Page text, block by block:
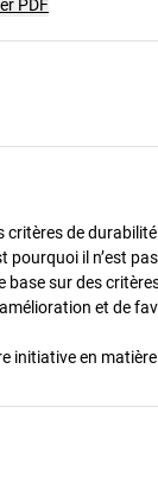
PDF
de
il n’est
sur des
et de
initiative en